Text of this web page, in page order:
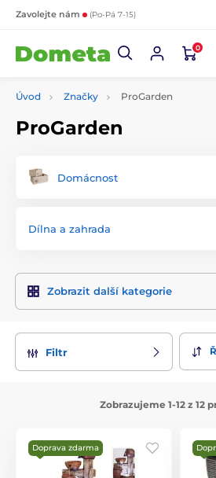
Zavolejte nám (Po-Pá 7-15)
0
Úvod Značky ProGarden
ProGarden
Domácnost
Dílna a zahrada
Zobrazit další kategorie
Filtr
Zobrazujeme 1-12 z 12
Doprava zdarma